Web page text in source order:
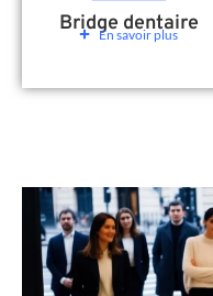
Bridge dentaire
En savoir plus